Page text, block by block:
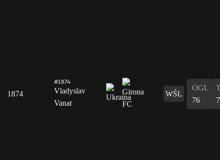
1874
#1874
Vladyslav
Vanat
WŚL
OGL
76